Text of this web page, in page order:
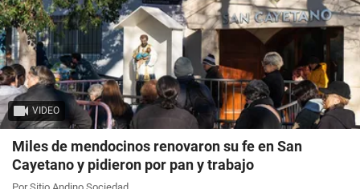
VIDEO
Miles de mendocinos renovaron su fe en San
Cayetano y pidieron por pan y trabajo